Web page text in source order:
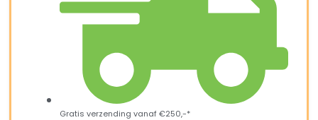
Gratis verzending vanaf €250,-*